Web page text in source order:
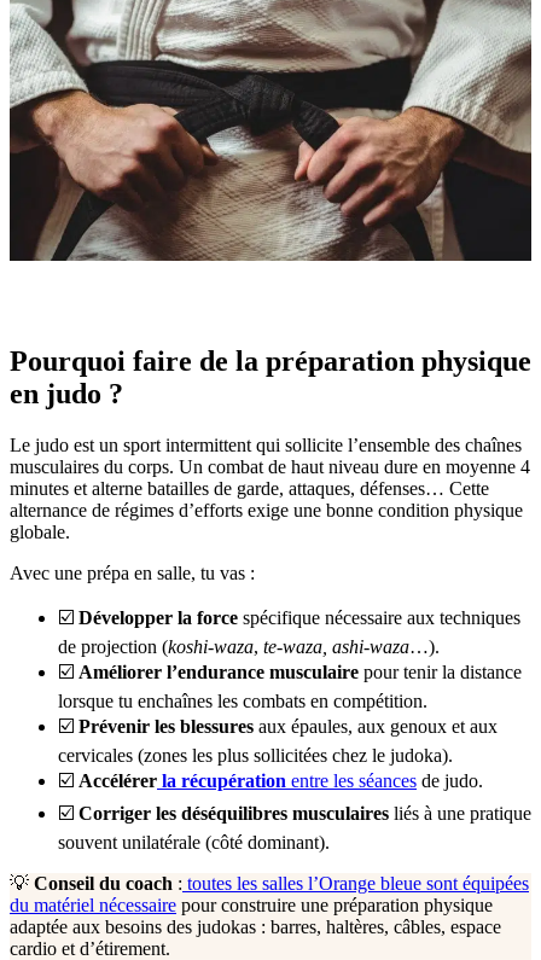
Pourquoi faire de la préparation physique
en judo ?
Le judo est un sport intermittent qui sollicite l’ensemble des chaînes
musculaires du corps. Un combat de haut niveau dure en moyenne 4
minutes et alterne batailles de garde, attaques, défenses… Cette
alternance de régimes d’efforts exige une bonne condition physique
globale.
Avec une prépa en salle, tu vas :
☑️ Développer la force spécifique nécessaire aux techniques
de projection (koshi-waza, te-waza, ashi-waza…).
☑️ Améliorer l’endurance musculaire pour tenir la distance
lorsque tu enchaînes les combats en compétition.
☑️ Prévenir les blessures aux épaules, aux genoux et aux
cervicales (zones les plus sollicitées chez le judoka).
☑️ Accélérer la récupération entre les séances de judo.
☑️ Corriger les déséquilibres musculaires liés à une pratique
souvent unilatérale (côté dominant).
💡 Conseil du coach : toutes les salles l’Orange bleue sont équipées
du matériel nécessaire pour construire une préparation physique
adaptée aux besoins des judokas : barres, haltères, câbles, espace
cardio et d’étirement.